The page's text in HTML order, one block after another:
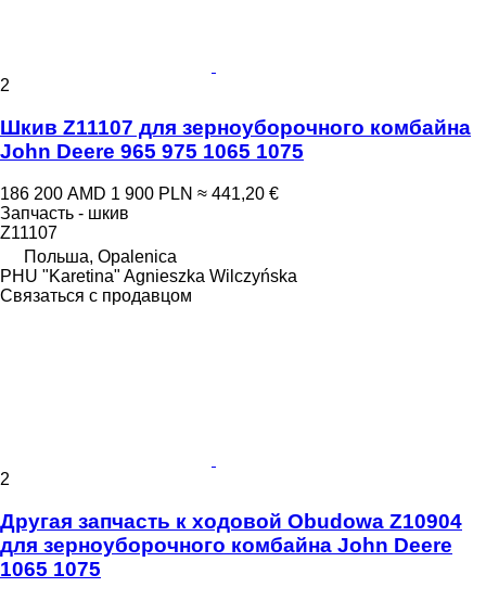
2
Шкив Z11107 для зерноуборочного комбайна
John Deere 965 975 1065 1075
186 200 AMD 1 900 PLN ≈ 441,20 €
Запчасть - шкив
Z11107
Польша, Opalenica
PHU "Karetina" Agnieszka Wilczyńska
Связаться с продавцом
2
Другая запчасть к ходовой Obudowa Z10904
для зерноуборочного комбайна John Deere
1065 1075